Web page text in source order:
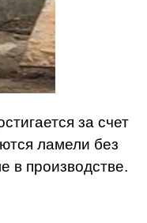
за счет
ламели без
в производстве.